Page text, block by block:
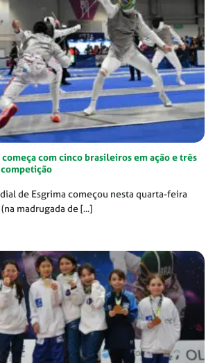
com cinco brasileiros em ação e três
de Esgrima começou nesta quarta-feira
madrugada de [...]